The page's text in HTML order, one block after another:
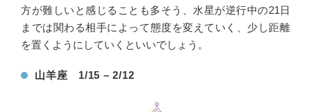
方が難しいと感じることも多そう、水星が逆行中の21日
までは関わる相手によって態度を変えていく、少し距離
を置くようにしていくといいでしょう。
山羊座 1/15 – 2/12